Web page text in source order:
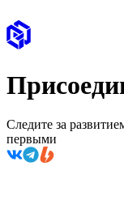
Следите за
первыми